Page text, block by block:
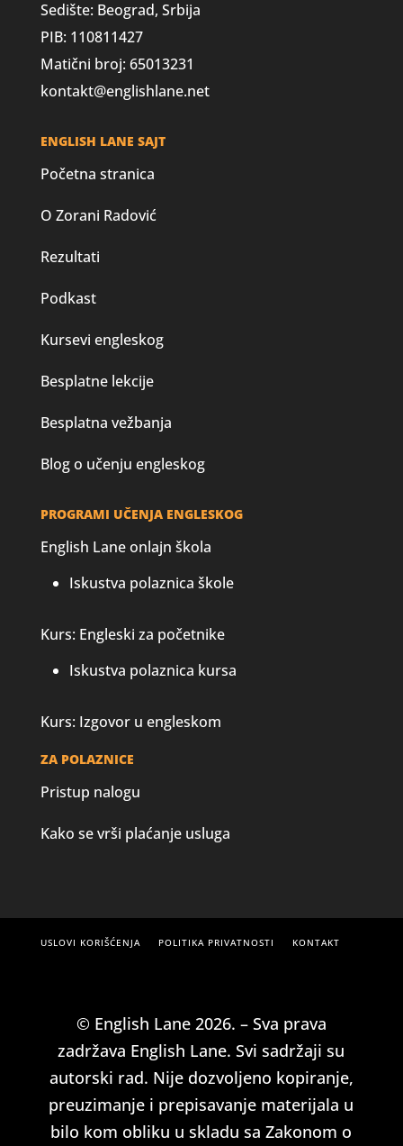
Sedište: Beograd, Srbija
PIB: 110811427
Matični broj: 65013231
kontakt@englishlane.net
ENGLISH LANE SAJT
Početna stranica
O Zorani Radović
Rezultati
Podkast
Kursevi engleskog
Besplatne lekcije
Besplatna vežbanja
Blog o učenju engleskog
PROGRAMI UČENJA ENGLESKOG
English Lane onlajn škola
Iskustva polaznica škole
Kurs: Engleski za početnike
Iskustva polaznica kursa
Kurs: Izgovor u engleskom
ZA POLAZNICE
Pristup nalogu
Kako se vrši plaćanje usluga
USLOVI KORIŠĆENJA POLITIKA PRIVATNOSTI KONTAKT
© English Lane 2026. – Sva prava
zadržava English Lane. Svi sadržaji su
autorski rad. Nije dozvoljeno kopiranje,
preuzimanje i prepisavanje materijala u
bilo kom obliku u skladu sa Zakonom o